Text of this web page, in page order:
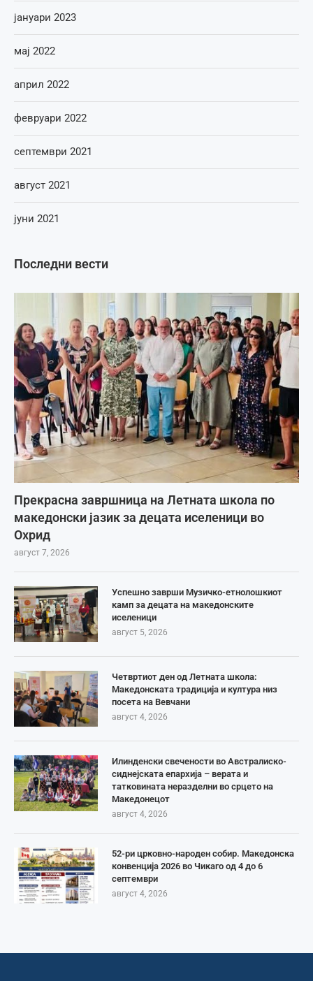
Последни вести
Прекрасна завршница на Летната школа по
македонски јазик за децата иселеници во
Охрид
август 7, 2026
Успешно заврши Музичко-етнолошкиот
камп за децата на македонските
иселеници
август 5, 2026
Четвртиот ден од Летната школа:
Македонската традиција и култура низ
посета на Вевчани
август 4, 2026
Илинденски свечености во Австралиско-
сиднејската епархија – верата и
татковината неразделни во срцето на
Македонецот
август 4, 2026
52-ри црковно-народен собир. Македонска
конвенција 2026 во Чикаго од 4 до 6
септември
август 4, 2026
јануари 2023
мај 2022
април 2022
февруари 2022
септември 2021
август 2021
јуни 2021